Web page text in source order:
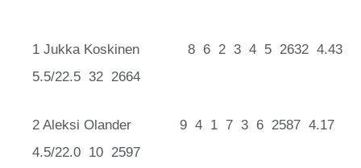
1 Jukka Koskinen 8 6 2 3 4 5 2632 4.43
5.5/22.5 32 2664
2 Aleksi Olander 9 4 1 7 3 6 2587 4.17
4.5/22.0 10 2597